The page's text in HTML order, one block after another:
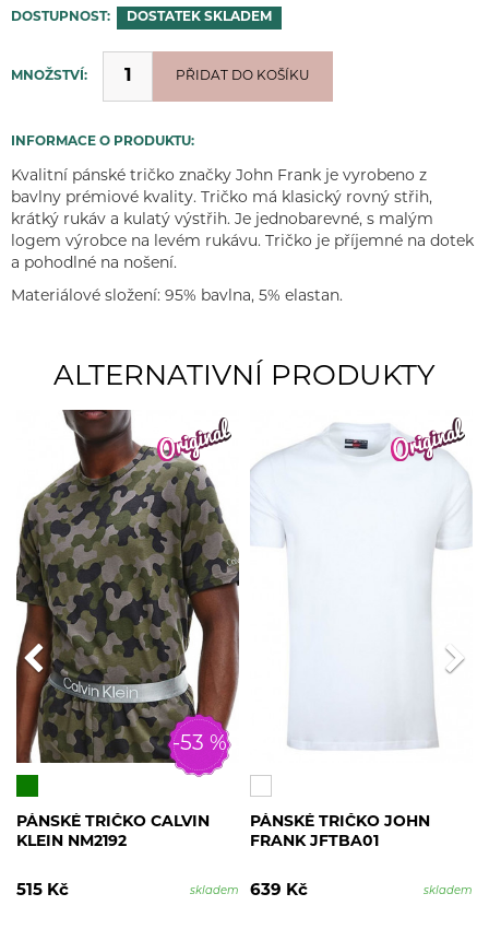
DOSTUPNOST: DOSTATEK SKLADEM
MNOŽSTVÍ:
PŘIDÁNO PŘIDAT DO KOŠÍKU
INFORMACE O PRODUKTU:
Kvalitní pánské tričko značky John Frank je vyrobeno z
bavlny prémiové kvality. Tričko má klasický rovný střih,
krátký rukáv a kulatý výstřih. Je jednobarevné, s malým
logem výrobce na levém rukávu. Tričko je příjemné na dotek
a pohodlné na nošení.
Materiálové složení: 95% bavlna, 5% elastan.
ALTERNATIVNÍ PRODUKTY
-53 %
PÁNSKÉ TRIČKO CALVIN
KLEIN NM2192
515 Kč skladem
PÁNSKÉ TRIČKO JOHN
FRANK JFTBA01
639 Kč skladem